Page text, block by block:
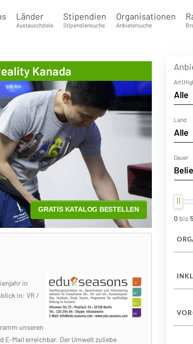
Länder
Austauschziele
Stipendien
Stipendiensuche
Organisationen
Anbietersuche
Kanada
in
in: VR /
unseren
Mail erreichbar. Der Umwelt zuliebe
Art
Land
Dauer
0 bis